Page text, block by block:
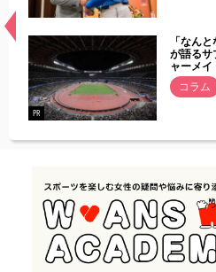
常
PR
「なん
が語るサ
ャーメイ
コラム